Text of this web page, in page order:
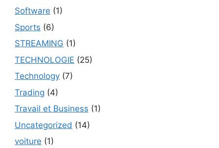
Software (1)
Sports (6)
STREAMING (1)
TECHNOLOGIE (25)
Technology (7)
Trading (4)
Travail et Business (1)
Uncategorized (14)
voiture (1)